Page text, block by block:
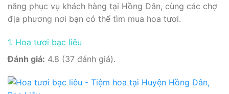
năng phục vụ khách hàng tại Hồng Dân, cùng các chợ
địa phương nơi bạn có thể tìm mua hoa tươi.
1. Hoa tươi bạc liêu
Đánh giá: 4.8 (37 đánh giá).